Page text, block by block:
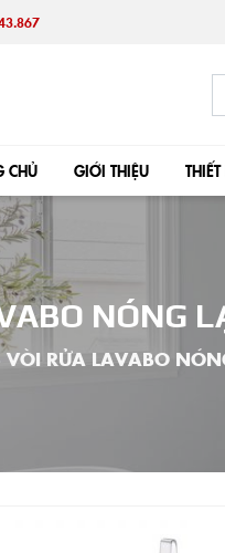
CHỦ GIỚI THIỆU
NÓNG
VÒI RỬA LAVABO